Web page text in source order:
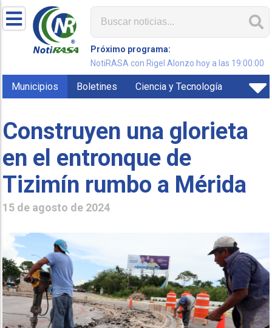
Próximo programa:
NotiRASA con Rigel Alonzo hoy a las 19:00:00
Municipios Boletines Ciencia y Tecnología
Construyen una glorieta
en el entronque de
Tizimín rumbo a Mérida
15 de agosto de 2024